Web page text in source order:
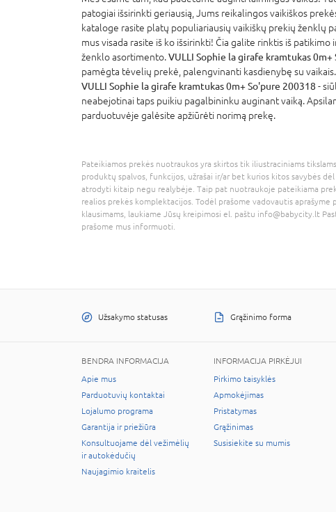
patogiai išsirinkti geriausią, Jums reikalingos vaikiškos
kataloge rasite platų populiariausių vaikiškų prekių ženklų
mus visada rasite iš ko išsirinkti! Čia galite rinktis iš patikimo
ženklo asortimento.VULLI Sophie la girafe kramtukas 0m+
pamėgta tėvelių prekė, palengvinanti kasdienybę su
VULLI Sophie la girafe kramtukas 0m+ So'pure 200318 -
neabejotinai taps puikiu pagalbininku auginant vaiką.
parduotuvėje galėsite apžiūrėti norimą prekę.
Pateikiamos prekės nuotraukos yra skirtos tik iliustraciniams
produktų spalvos, funkcijos, užrašai ir/ar bet kurios kitos savybės
atrodyti kitaip negu realybėje. Taip pat nuotraukoje pateikiama
realios prekės komplektacijos. Todėl prašome vadovautis aprašyme
klausimams, laukiame Jūsų kreipimosi el. paštu info@babycity.lt
prašome mus informuoti.
Užsakymo statusas Grąžinimo forma
BENDRA INFORMACIJA
Apie mus
Parduotuvių kontaktai
Lojalumo programa
Garantija ir priežiūra
Konsultuojame dėl vežimėlių
ir autokėdučių
Naujagimio kraitelis
INFORMACIJA PIRKĖJUI
Pirkimo taisyklės
Apmokėjimas
Pristatymas
Grąžinimas
Susisiekite su mumis